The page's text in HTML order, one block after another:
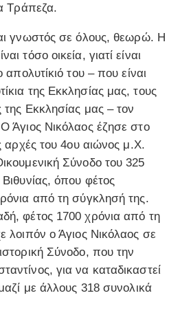
Τράπεζα.
γνωστός σε όλους, θεωρώ. Η
τόσο οικεία, γιατί είναι
απολυτίκιό του – που είναι
της Εκκλησίας μας, τους
της Εκκλησίας μας – τον
Άγιος Νικόλαος έζησε στο
αρχές του 4ου αιώνος μ.Χ.
Σύνοδο του 325
όπου φέτος
από τη σύγκλησή της.
φέτος 1700 χρόνια από τη
λοιπόν ο Άγιος Νικόλαος σε
Σύνοδο, που την
για να καταδικαστεί
με άλλους 318 συνολικά